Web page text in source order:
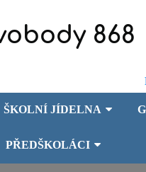
868
ŠKOLNÍ JÍDELNA
PŘEDŠKOLÁCI